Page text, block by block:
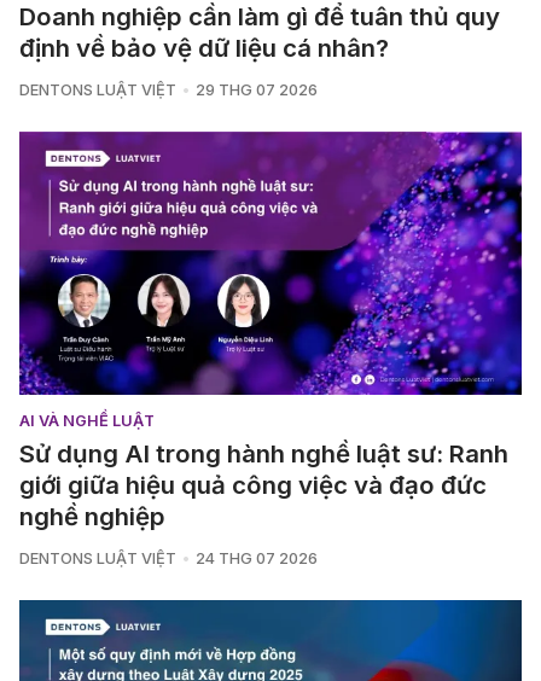
Doanh nghiệp cần làm gì để tuân thủ quy
định về bảo vệ dữ liệu cá nhân?
DENTONS LUẬT VIỆT 29 THG 07 2026
AI VÀ NGHỀ LUẬT
Sử dụng AI trong hành nghề luật sư: Ranh
giới giữa hiệu quả công việc và đạo đức
nghề nghiệp
DENTONS LUẬT VIỆT 24 THG 07 2026